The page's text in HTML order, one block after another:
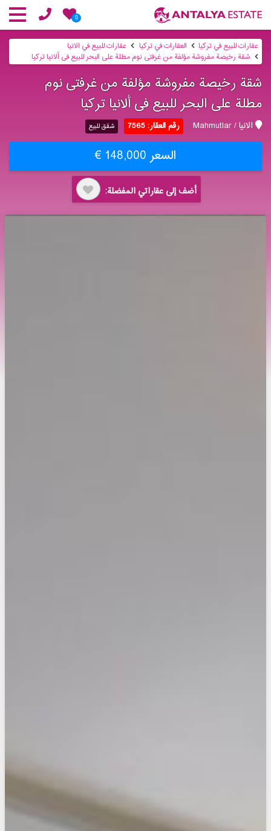
0
عقارات للبيع في تركيا العقارات في تركيا
عقارات للبيع في الانيا
شقة رخیصة مفروشة مؤلفة من غرفتی نوم مطلة على البحر للبیع فی ألانیا تركیا
شقة رخیصة مفروشة مؤلفة من غرفتی نوم
مطلة على البحر للبیع فی ألانیا تركیا
الانيا / Mahmutlar رقم العقار: 7565 شقق للبيع
السعر 148,000 €
أضف إلى عقاراتي المفضلة: